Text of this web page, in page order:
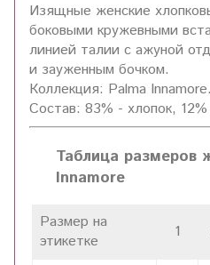
Изящные женские
боковыми кружевными
линией талии с ажуной
и зауженным бочком.
Коллекция: Palma Innamore.
Состав: 83% - хлопок,
Таблица размеров
Innamore
Размер на
этикетке
1